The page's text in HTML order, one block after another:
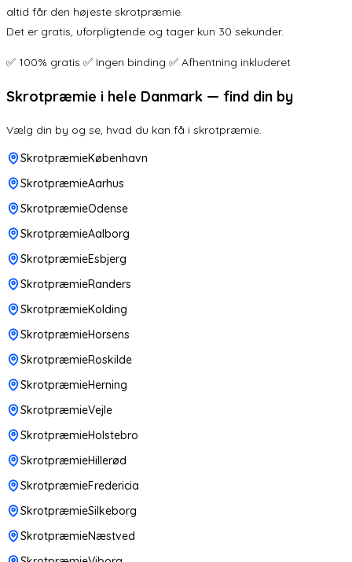
altid får den højeste skrotpræmie.
Det er gratis, uforpligtende og tager kun 30 sekunder.
✅ 100% gratis ✅ Ingen binding ✅ Afhentning inkluderet
Skrotpræmie i hele Danmark — find din by
Vælg din by og se, hvad du kan få i skrotpræmie.
SkrotpræmieKøbenhavn
SkrotpræmieAarhus
SkrotpræmieOdense
SkrotpræmieAalborg
SkrotpræmieEsbjerg
SkrotpræmieRanders
SkrotpræmieKolding
SkrotpræmieHorsens
SkrotpræmieRoskilde
SkrotpræmieHerning
SkrotpræmieVejle
SkrotpræmieHolstebro
SkrotpræmieHillerød
SkrotpræmieFredericia
SkrotpræmieSilkeborg
SkrotpræmieNæstved